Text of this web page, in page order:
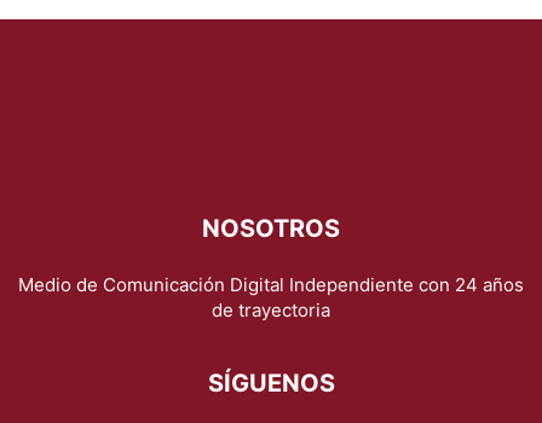
NOSOTROS
Medio de Comunicación Digital Independiente con 24 años
de trayectoria
SÍGUENOS